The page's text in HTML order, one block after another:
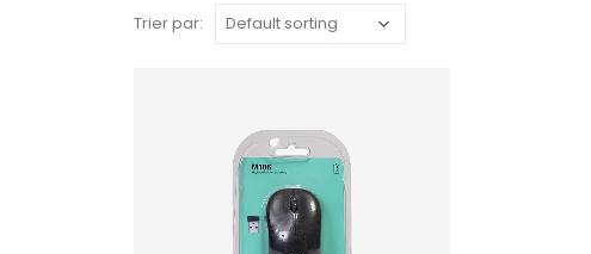
Trier par: